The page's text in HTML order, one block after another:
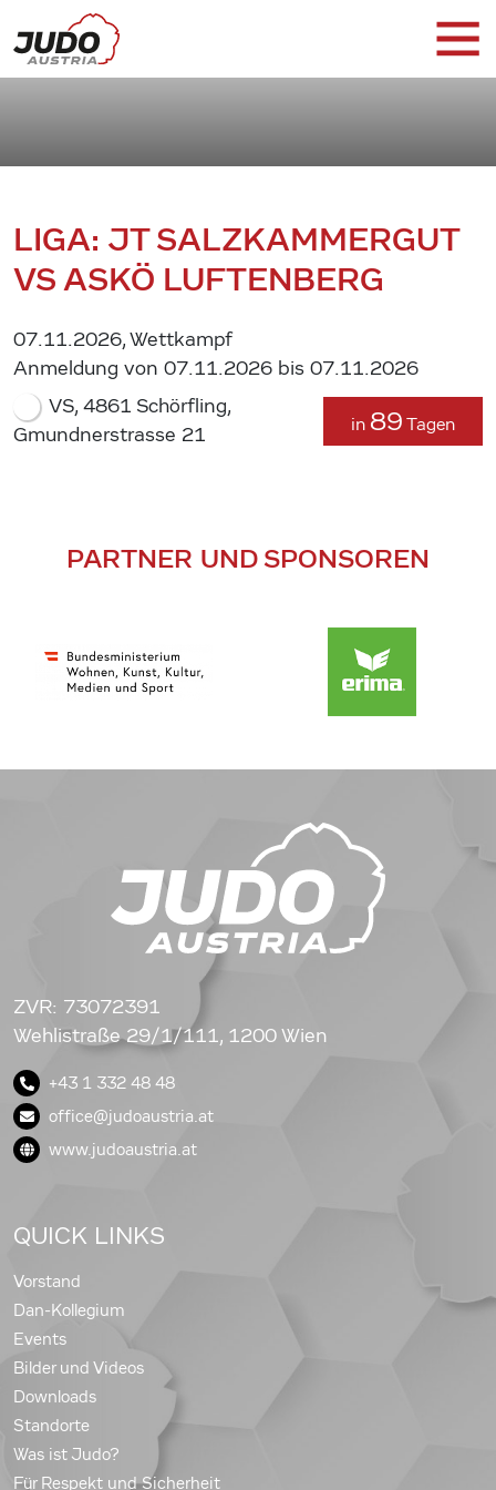
LIGA: JT SALZKAMMERGUT
VS ASKÖ LUFTENBERG
07.11.2026, Wettkampf
Anmeldung von 07.11.2026 bis 07.11.2026
VS, 4861 Schörfling,
Gmundnerstrasse 21
in 89 Tagen
PARTNER UND SPONSOREN
ZVR: 73072391
Wehlistraße 29/1/111, 1200 Wien
+43 1 332 48 48
office@judoaustria.at
www.judoaustria.at
QUICK LINKS
Vorstand
Dan-Kollegium
Events
Bilder und Videos
Downloads
Standorte
Was ist Judo?
Für Respekt und Sicherheit